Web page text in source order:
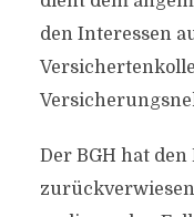
den Interessen
Der BGH hat